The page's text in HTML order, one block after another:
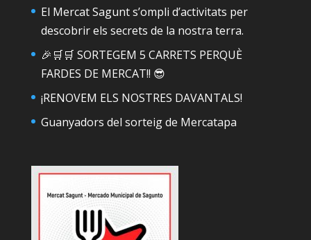
El Mercat Sagunt s’ompli d’activitats per
descobrir els secrets de la nostra terra.
🎉🛒🛒 SORTEGEM 5 CARRETS PERQUÈ
FARDES DE MERCAT!! 😎
¡RENOVEM ELS NOSTRES DAVANTALS!
Guanyadors del sorteig de Mercatapa